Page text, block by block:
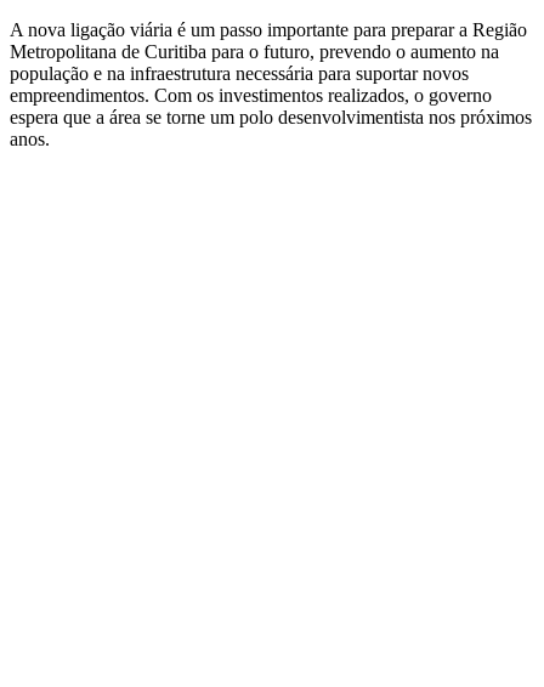
A nova ligação viária é um passo importante para preparar a Região
Metropolitana de Curitiba para o futuro, prevendo o aumento na
população e na infraestrutura necessária para suportar novos
empreendimentos. Com os investimentos realizados, o governo
espera que a área se torne um polo desenvolvimentista nos próximos
anos.